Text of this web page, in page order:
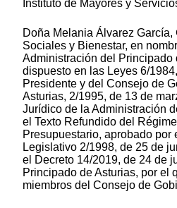
Instituto de Mayores y
Doña Melania Álvarez
Sociales y Bienestar, en
Administración del Principado
dispuesto en las Leyes 6/
Presidente y del Consejo de
Asturias, 2/1995, de 13 de
Jurídico de la Administración
el Texto Refundido del
Presupuestario, aprobado por
Legislativo 2/1998, de 25 de
el Decreto 14/2019, de 24 de
Principado de Asturias, por el
miembros del Consejo de